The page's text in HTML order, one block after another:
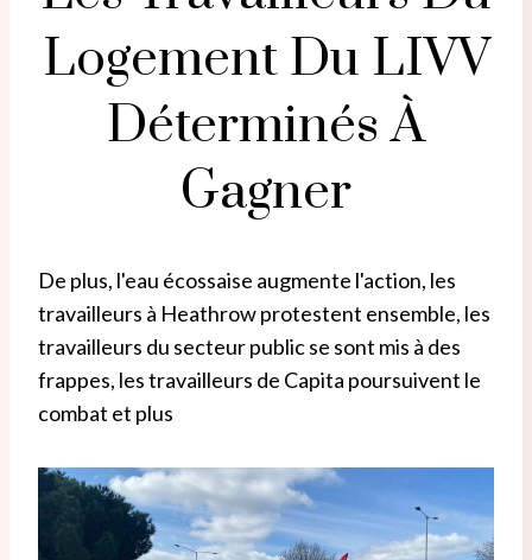
Logement Du LIVV
Déterminés À
Gagner
De plus, l'eau écossaise augmente l'action, les
travailleurs à Heathrow protestent ensemble, les
travailleurs du secteur public se sont mis à des
frappes, les travailleurs de Capita poursuivent le
combat et plus